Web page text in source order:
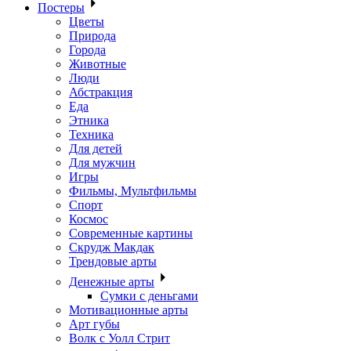
Постеры
Цветы
Природа
Города
Животные
Люди
Абстракция
Еда
Этника
Техника
Для детей
Для мужчин
Игры
Фильмы, Мультфильмы
Спорт
Космос
Современные картины
Скрудж Макдак
Трендовые арты
Денежные арты
Сумки с деньгами
Мотивационные арты
Арт губы
Волк с Уолл Стрит